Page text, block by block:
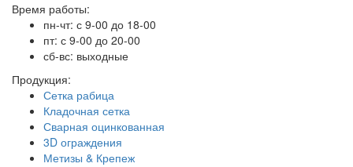
Время работы:
пн-чт: с 9-00 до 18-00
пт: с 9-00 до 20-00
сб-вс: выходные
Продукция:
Сетка рабица
Кладочная сетка
Сварная оцинкованная
3D ограждения
Метизы & Крепеж